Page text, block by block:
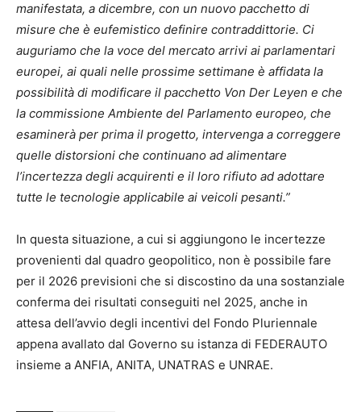
manifestata, a dicembre, con un nuovo pacchetto di
misure che è eufemistico definire contraddittorie. Ci
auguriamo che la voce del mercato arrivi ai parlamentari
europei, ai quali nelle prossime settimane è affidata la
possibilità di modificare il pacchetto Von Der Leyen e che
la commissione Ambiente del Parlamento europeo, che
esaminerà per prima il progetto, intervenga a correggere
quelle distorsioni che continuano ad alimentare
l’incertezza degli acquirenti e il loro rifiuto ad adottare
tutte le tecnologie applicabile ai veicoli pesanti.”
In questa situazione, a cui si aggiungono le incertezze
provenienti dal quadro geopolitico, non è possibile fare
per il 2026 previsioni che si discostino da una sostanziale
conferma dei risultati conseguiti nel 2025, anche in
attesa dell’avvio degli incentivi del Fondo Pluriennale
appena avallato dal Governo su istanza di FEDERAUTO
insieme a ANFIA, ANITA, UNATRAS e UNRAE.